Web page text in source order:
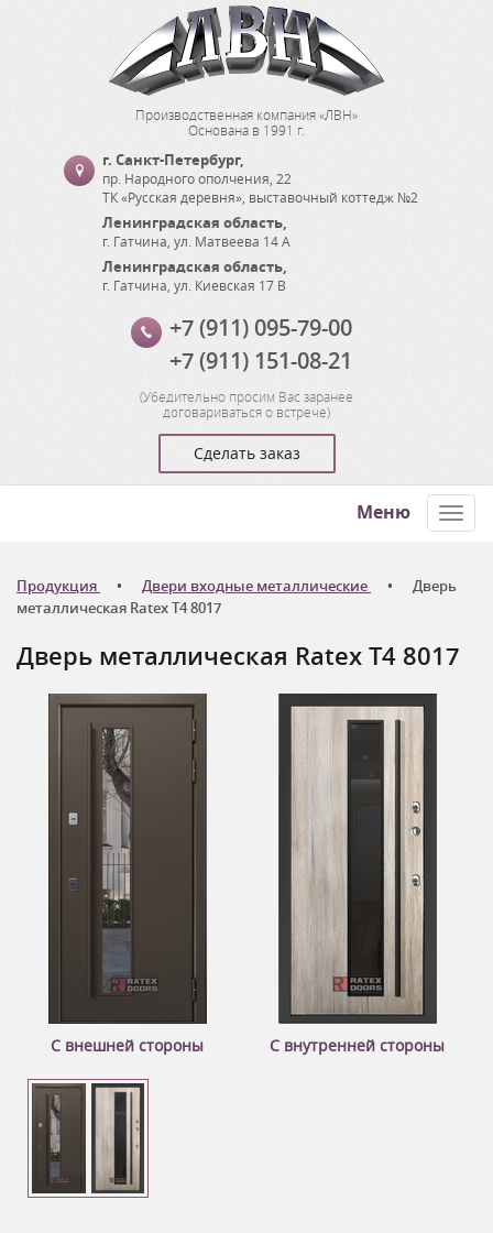
Производственная компания «ЛВН»
Основана в 1991 г.
г. Санкт-Петербург,
пр. Народного ополчения, 22
ТК «Русская деревня», выставочный коттедж №2
Ленинградская область,
г. Гатчина ул. Матвеева 14 А
Ленинградская область,
г. Гатчина ул. Киевская 17 В
+7 (911) 095-79-00
+7 (911) 151-08-21
(Убедительно просим Вас заранее
договариваться о встрече)
Сделать заказ
Меню
Продукция Двери входные металлические
Дверь
металлическая Ratex T4 8017
Дверь металлическая Ratex T4 8017
С внешней стороны С внутренней стороны